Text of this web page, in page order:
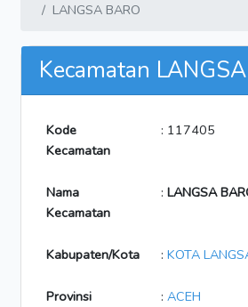
LANGSA BARO
Kecamatan
Kode
Kecamatan
: 117405
Nama
Kecamatan
: LANGSA
Kabupaten/Kota : KOTA
Provinsi : ACEH